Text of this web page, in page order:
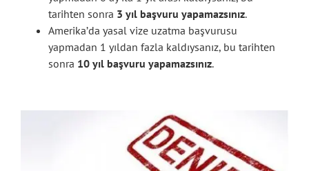
tarihten sonra 3 yıl başvuru yapamazsınız.
Amerika’da yasal vize uzatma başvurusu
yapmadan 1 yıldan fazla kaldıysanız, bu tarihten
sonra 10 yıl başvuru yapamazsınız.